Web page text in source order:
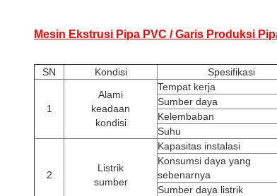
Mesin Ekstrusi Pipa PVC / Garis Produksi
SN Kondisi Spesifikasi
1
Alami
keadaan
kondisi
Tempat kerja
Sumber daya
Kelembaban
Suhu
2
Listrik
sumber
Kapasitas instalasi
Konsumsi daya yang
sebenarnya
Sumber daya listrik